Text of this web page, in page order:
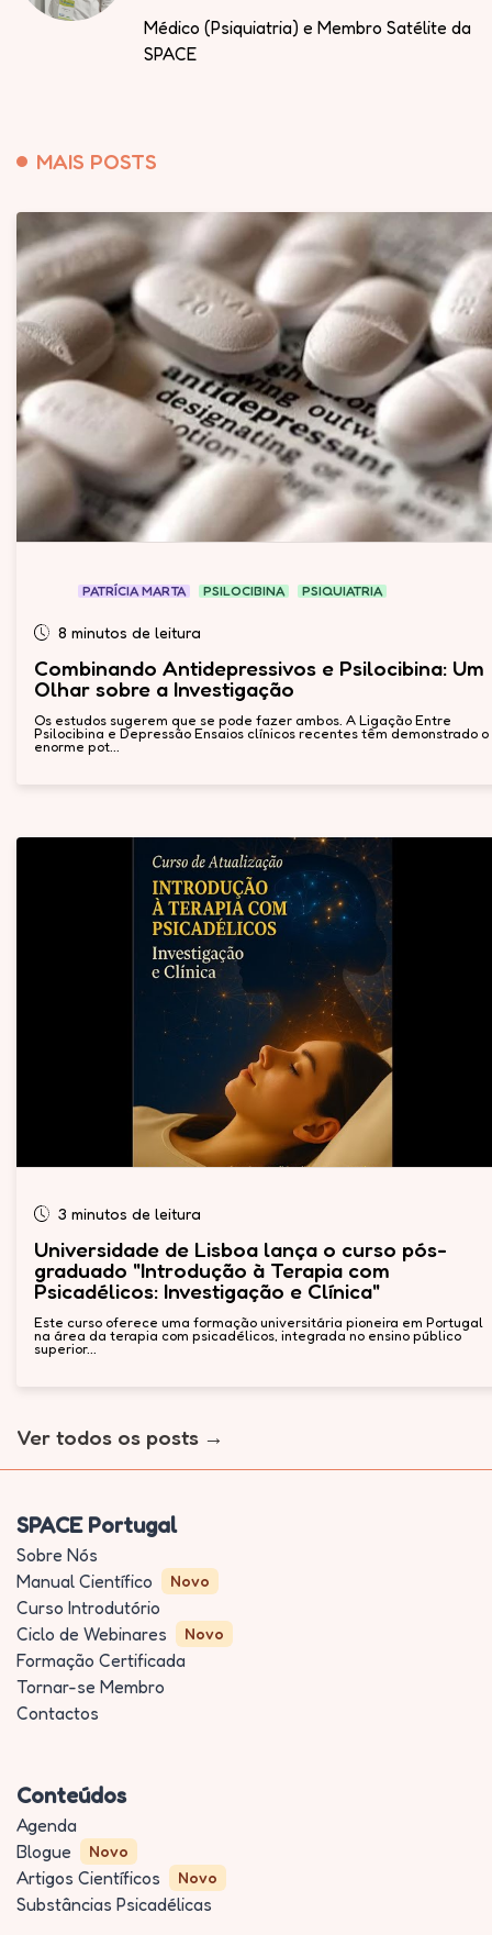
Médico (Psiquiatria) e Membro Satélite da
SPACE
MAIS POSTS
PATRÍCIA MARTA PSILOCIBINA PSIQUIATRIA
8 minutos de leitura
Combinando Antidepressivos e Psilocibina: Um
Olhar sobre a Investigação
Os estudos sugerem que se pode fazer ambos. A Ligação Entre
Psilocibina e Depressão Ensaios clínicos recentes têm demonstrado o
enorme pot...
3 minutos de leitura
Universidade de Lisboa lança o curso pós-
graduado "Introdução à Terapia com
Psicadélicos: Investigação e Clínica"
Este curso oferece uma formação universitária pioneira em Portugal
na área da terapia com psicadélicos, integrada no ensino público
superior...
Ver todos os posts
SPACE Portugal
Sobre Nós
Manual Científico
Novo
Curso Introdutório
Ciclo de Webinares
Novo
Formação Certificada
Tornar-se Membro
Contactos
Conteúdos
Agenda
Blogue
Novo
Artigos Científicos Novo
Substâncias Psicadélicas